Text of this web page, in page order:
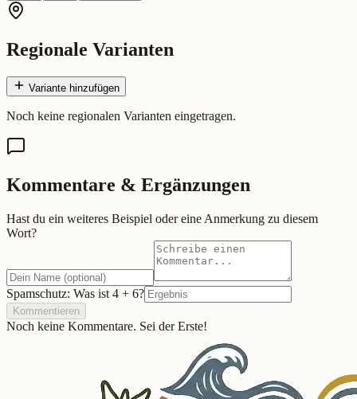
Regionale Varianten
Variante hinzufügen
Noch keine regionalen Varianten eingetragen.
Kommentare & Ergänzungen
Hast du ein weiteres Beispiel oder eine Anmerkung zu diesem
Wort?
Spamschutz: Was ist 4 + 6?
Kommentieren
Noch keine Kommentare. Sei der Erste!